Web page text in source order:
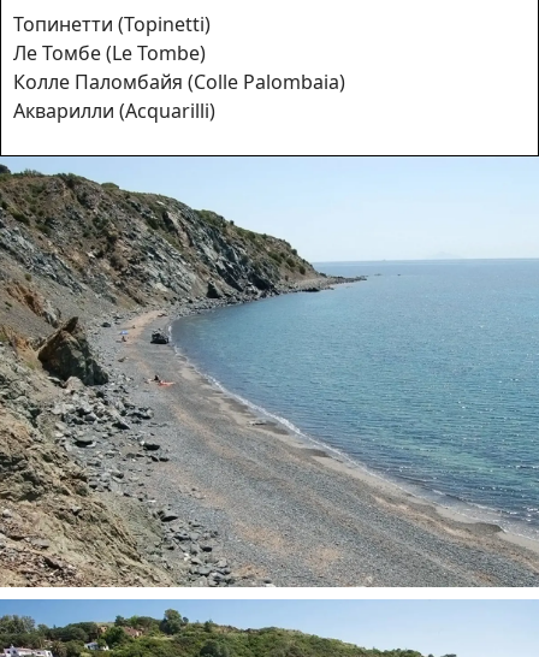
Топинетти (Topinetti)
Ле Томбе (Le Tombe)
Колле Паломбайя (Colle Palombaia)
Акварилли (Acquarilli)